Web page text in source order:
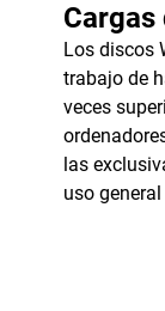
Los discos
trabajo de
veces
las
uso